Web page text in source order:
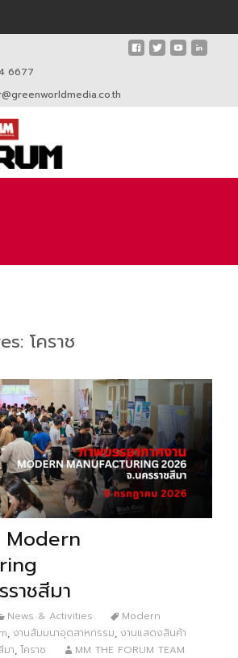
6677
โคราช
Modern
าชสีมา
News & Activities
Modern
, งานสัมมนาอุตสาหกรรม, งานแสดงสินค้า
มา, โคราช MM THE FORUM TEAM